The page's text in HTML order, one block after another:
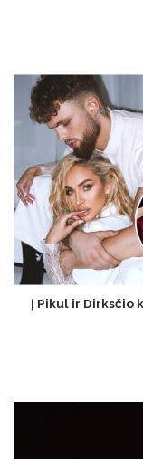
Į Pikul ir Dirksčio